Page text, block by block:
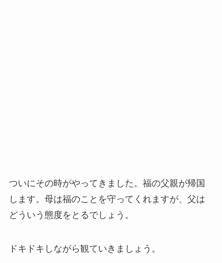
ついにその時がやってきました。福の父親が帰国
します。母は福のことを守ってくれますが、父は
どういう態度をとるでしょう。
ドキドキしながら観ていきましょう。